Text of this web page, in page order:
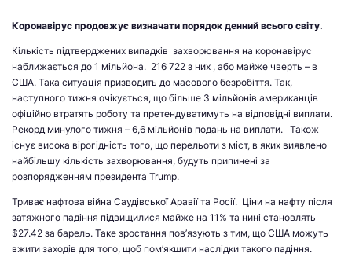
Коронавірус продовжує визначати порядок денний всього світу.
Кількість підтверджених випадків захворювання на коронавірус
наближається до 1 мільйона. 216 722 з них , або майже чверть – в
США. Така ситуація призводить до масового безробіття. Так,
наступного тижня очікується, що більше 3 мільйонів американців
офіційно втратять роботу та претендуватимуть на відповідні виплати.
Рекорд минулого тижня – 6,6 мільйонів подань на виплати. Також
існує висока вірогідність того, що перельоти з міст, в яких виявлено
найбільшу кількість захворювання, будуть припинені за
розпорядженням президента Trump.
Триває нафтова війна Саудівської Аравії та Росії. Ціни на нафту після
затяжного падіння підвищилися майже на 11% та нині становлять
$27.42 за барель. Таке зростання пов’язують з тим, що США можуть
вжити заходів для того, щоб пом’якшити наслідки такого падіння.